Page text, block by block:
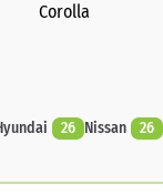
Corolla
26 Nissan 26